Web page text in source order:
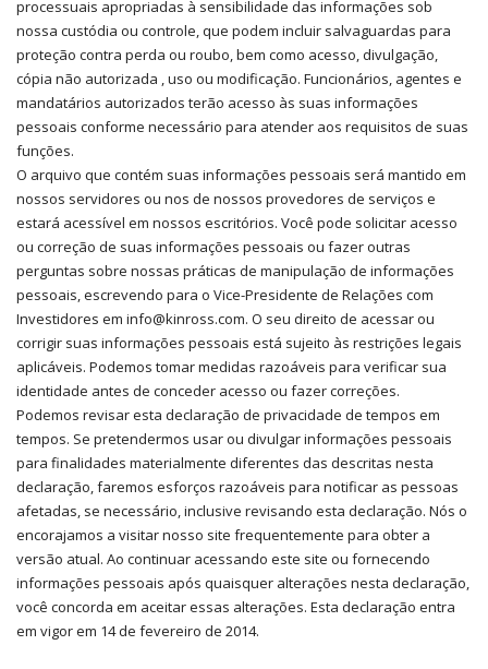
processuais apropriadas à sensibilidade das informações sob
nossa custódia ou controle, que podem incluir salvaguardas para
proteção contra perda ou roubo, bem como acesso, divulgação,
cópia não autorizada , uso ou modificação. Funcionários, agentes e
mandatários autorizados terão acesso às suas informações
pessoais conforme necessário para atender aos requisitos de suas
funções.
O arquivo que contém suas informações pessoais será mantido em
nossos servidores ou nos de nossos provedores de serviços e
estará acessível em nossos escritórios. Você pode solicitar acesso
ou correção de suas informações pessoais ou fazer outras
perguntas sobre nossas práticas de manipulação de informações
pessoais, escrevendo para o Vice-Presidente de Relações com
Investidores em info@kinross.com. O seu direito de acessar ou
corrigir suas informações pessoais está sujeito às restrições legais
aplicáveis. Podemos tomar medidas razoáveis ​​para verificar sua
identidade antes de conceder acesso ou fazer correções.
Podemos revisar esta declaração de privacidade de tempos em
tempos. Se pretendermos usar ou divulgar informações pessoais
para finalidades materialmente diferentes das descritas nesta
declaração, faremos esforços razoáveis ​​para notificar as pessoas
afetadas, se necessário, inclusive revisando esta declaração. Nós o
encorajamos a visitar nosso site frequentemente para obter a
versão atual. Ao continuar acessando este site ou fornecendo
informações pessoais após quaisquer alterações nesta declaração,
você concorda em aceitar essas alterações. Esta declaração entra
em vigor em 14 de fevereiro de 2014.